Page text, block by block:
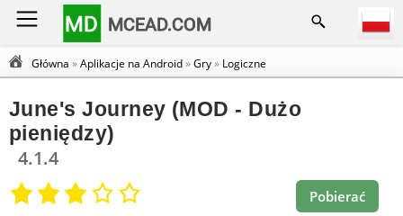
MD MCEAD.COM
Główna »Aplikacje na Android»Gry» Logiczne
June's Journey (MOD - Dużo
pieniędzy)
4.1.4
Pobierać